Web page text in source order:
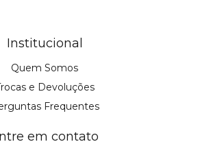
Institucional
Quem Somos
e Devoluções
Frequentes
em contato